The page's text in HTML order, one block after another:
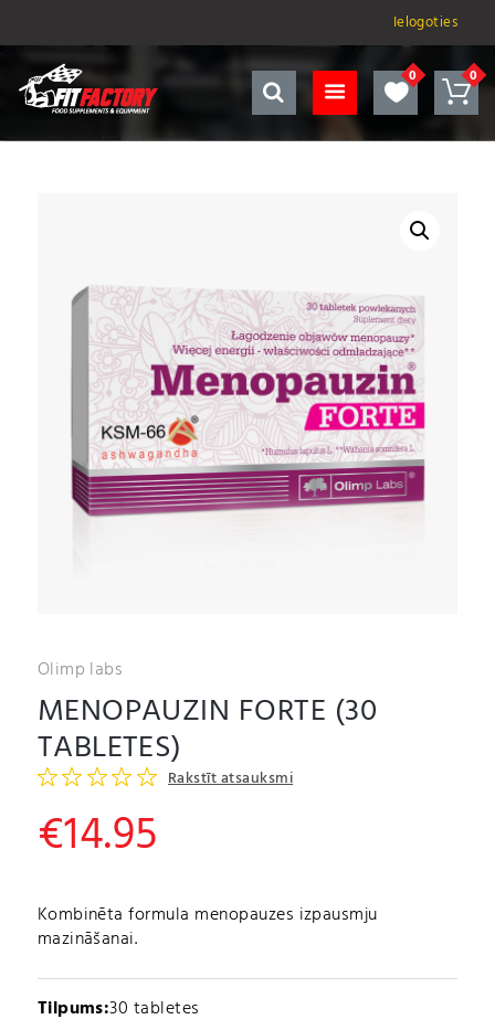
Ielogoties
Olimp labs
MENOPAUZIN FORTE (30
TABLETES)
Rakstīt atsauksmi
€14.95
Kombinēta formula menopauzes izpausmju
mazināšanai.
Tilpums:30 tabletes